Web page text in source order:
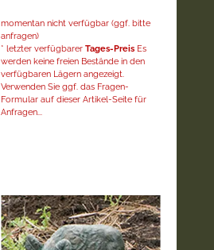
momentan nicht verfügbar (ggf. bitte
anfragen)
* letzter verfügbarerTages-Preis Es
werden keine freien Bestände in den
verfügbaren Lägern angezeigt.
Verwenden Sie ggf. das Fragen-
Formular auf dieser Artikel-Seite für
Anfragen...